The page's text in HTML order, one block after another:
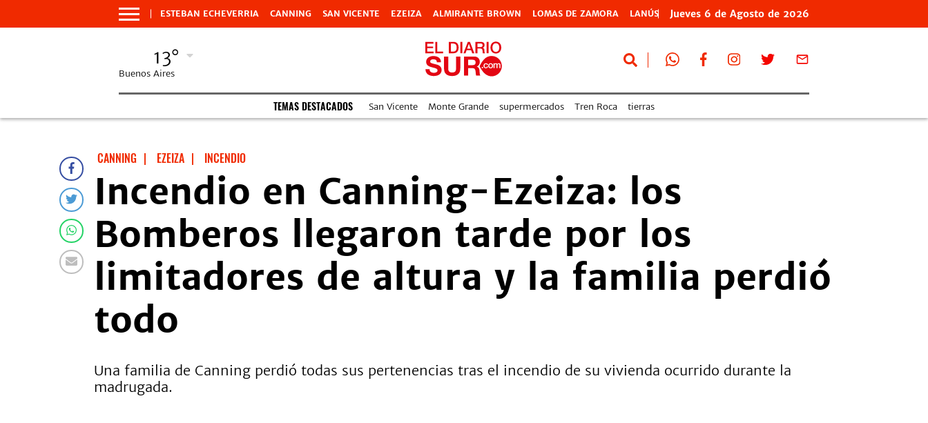
ESTEBAN ECHEVERRIA CANNING SAN VICENTE EZEIZA ALMIRANTE BROWN LOMAS DE ZAMORA LANÚS Jueves 6 de Agosto de 2026
13°
Buenos Aires
TEMAS DESTACADOS San Vicente Monte Grande supermercados Tren Roca tierras
CANNING | EZEIZA | INCENDIO
Incendio en Canning-Ezeiza: los
Bomberos llegaron tarde por los
limitadores de altura y la familia perdió
todo
Una familia de Canning perdió todas sus pertenencias tras el incendio de su vivienda ocurrido durante la
madrugada.